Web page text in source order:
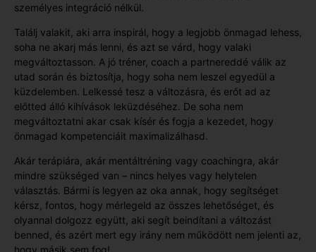
személyes integráció nélkül.
Találj valakit, aki arra inspirál, hogy a legjobb önmagad lehess,
soha ne akarj más lenni, és azt se várd, hogy valaki
megváltoztasson. A jó tréner, coach a partnereddé válik az
utad során és biztosítja, hogy soha nem leszel egyedül a
küzdelemben. Lelkessé tesz a változásra, és erőt ad az
előtted álló kihívások leküzdéséhez. De soha nem
megváltoztatni akar csak kísér és fogja a kezedet, hogy
önmagad kompetenciáit maximalizálhasd.
Akár terápiára, akár mentáltréning vagy coachingra, akár
mindre szükséged van – nincs helyes vagy helytelen
választás. Bármi is legyen az oka annak, hogy segítséget
kérsz, fontos, hogy mérlegeld az összes lehetőséget, és
olyannal dolgozz együtt, aki segít beindítani a változást
benned, és azért mert egy irány nem működött nem jelenti az,